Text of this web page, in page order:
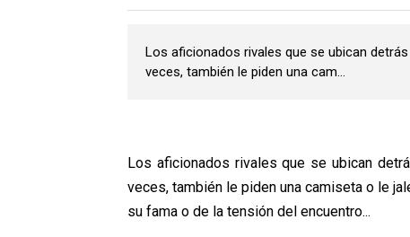
Los aficionados rivales que se ubican
veces, también le piden una cam...
Los aficionados rivales que se ubican
veces, también le piden una camiseta o le
su fama o de la tensión del encuentro...